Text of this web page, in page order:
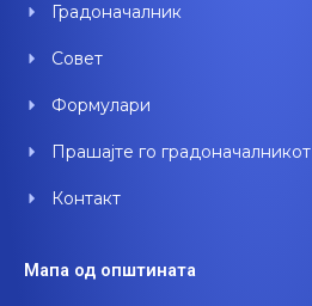
Градоначалник
Совет
Формулари
Прашајте го градоначалникот
Контакт
Мапа од општината